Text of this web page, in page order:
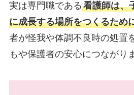
実は専門職である看護師は、
に成長する場所をつくるため
者が怪我や体調不良時の処置
もや保護者の安心につながり